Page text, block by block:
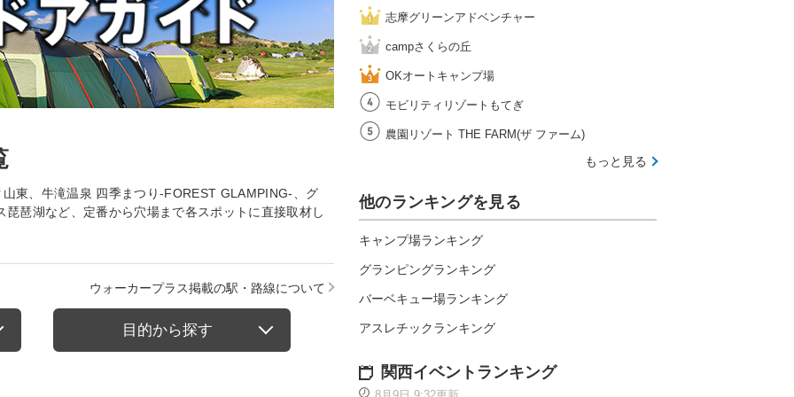
東、牛滝温泉 四季まつり-FOREST GLAMPING-、グ
琶湖など、定番から穴場まで各スポットに直接取材し
ウォーカープラス掲載の駅・路線について
目的から探す
志摩グリーンアドベンチャー
campさくらの丘
OKオートキャンプ場
モビリティリゾートもてぎ
農園リゾート THE FARM(ザ ファーム)
もっと見る
他のランキングを見る
キャンプ場ランキング
グランピングランキング
バーベキュー場ランキング
アスレチックランキング
関西イベントランキング